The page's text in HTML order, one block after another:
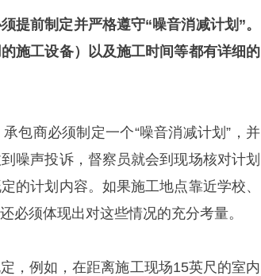
提前制定并严格遵守“噪音消减计划”。
施工设备）以及施工时间等都有详细的
包商必须制定一个“噪音消减计划”，并
噪声投诉，督察员就会到现场核对计划
的计划内容。如果施工地点靠近学校、
必须体现出对这些情况的充分考量。
，例如，在距离施工现场15英尺的室内